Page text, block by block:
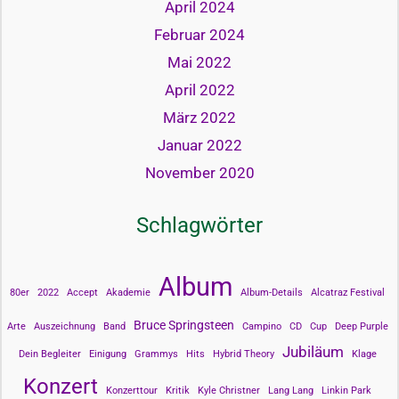
April 2024
Februar 2024
Mai 2022
April 2022
März 2022
Januar 2022
November 2020
Schlagwörter
80er 2022 Accept Akademie Album Album-Details Alcatraz Festival
Arte Auszeichnung Band Bruce Springsteen Campino CD Cup Deep Purple
Dein Begleiter Einigung Grammys Hits Hybrid Theory Jubiläum Klage
Konzert Konzerttour Kritik Kyle Christner Lang Lang Linkin Park